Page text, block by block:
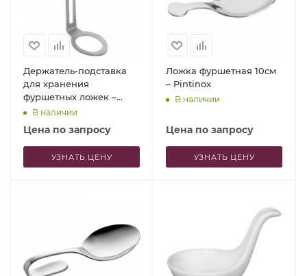
Держатель-подставка
для хранения
фуршетных ложек –
Pintinox
В наличии
Цена по запросу
УЗНАТЬ ЦЕНУ
Ложка фуршетная 10см
– Pintinox
В наличии
Цена по запросу
УЗНАТЬ ЦЕНУ